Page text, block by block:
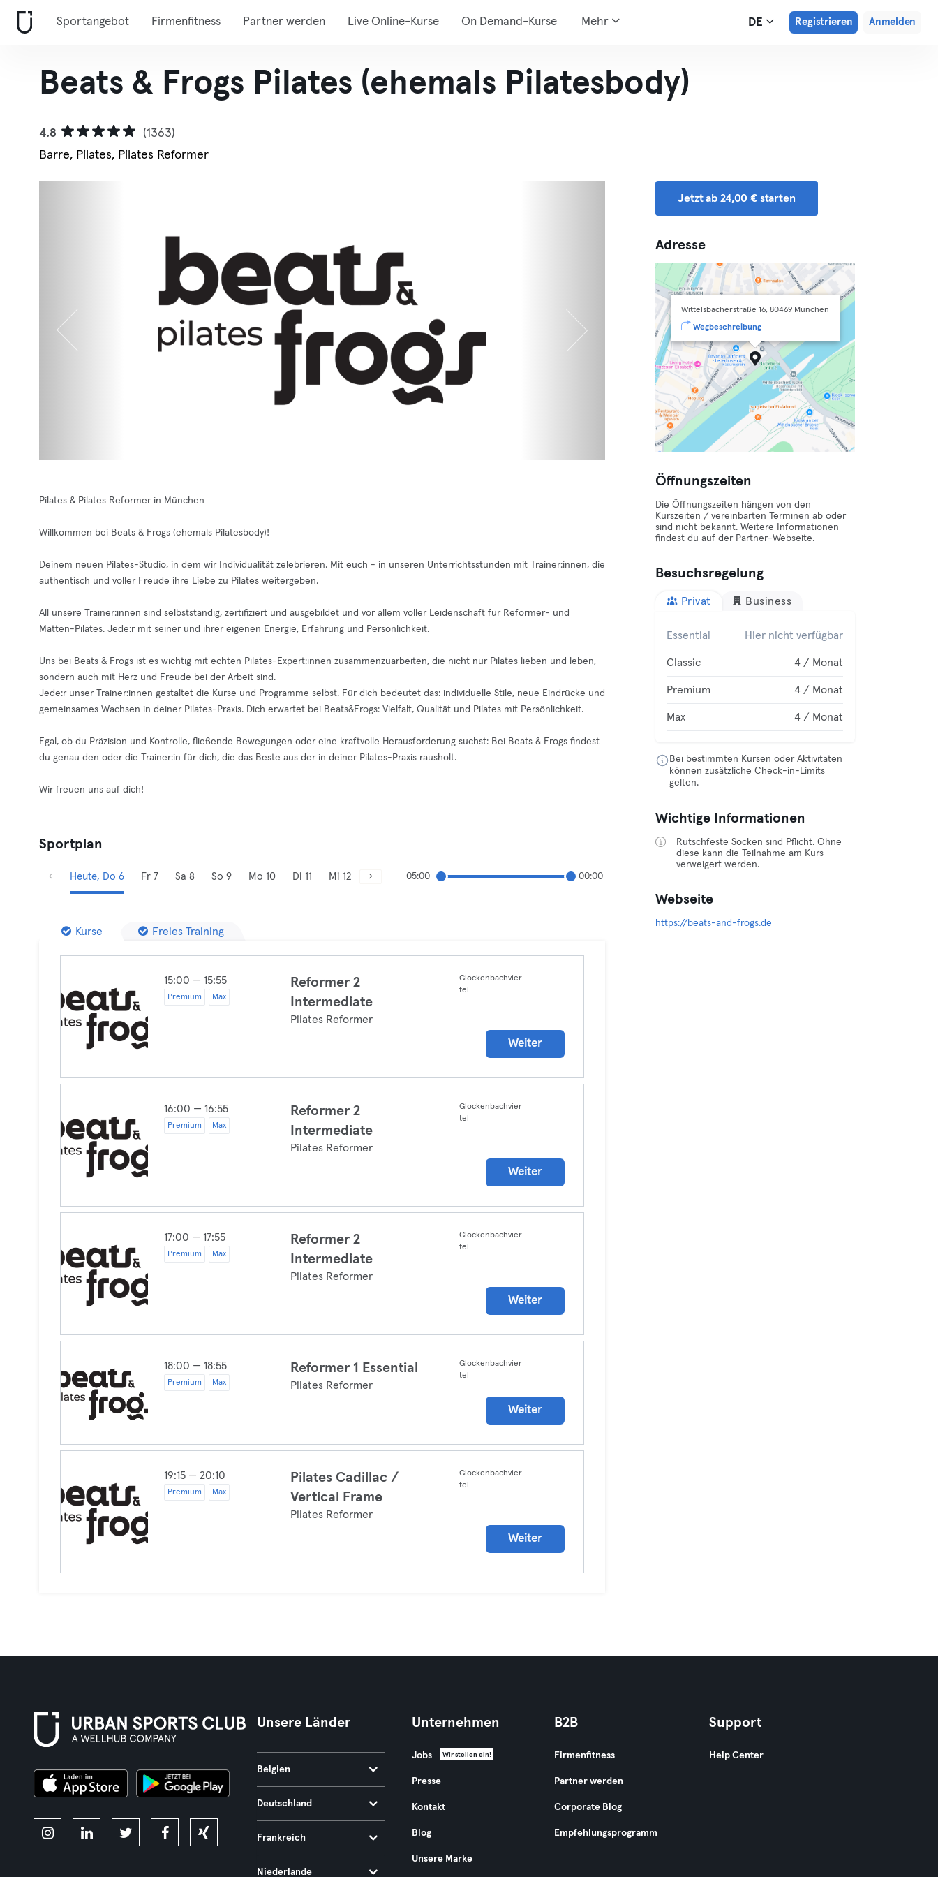
Sportangebot Firmenfitness Partner werden Live Online-Kurse On Demand-Kurse Mehr DE Registrieren Anmelden
Beats & Frogs Pilates (ehemals Pilatesbody)
4.8
(1363)
Barre, Pilates, Pilates Reformer
Pilates & Pilates Reformer in München
Willkommen bei Beats & Frogs (ehemals Pilatesbody)!
Deinem neuen Pilates-Studio, in dem wir Individualität zelebrieren. Mit euch - in unseren Unterrichtsstunden mit Trainer:innen, die
authentisch und voller Freude ihre Liebe zu Pilates weitergeben.
All unsere Trainer:innen sind selbstständig, zertifiziert und ausgebildet und vor allem voller Leidenschaft für Reformer- und
Matten-Pilates. Jede:r mit seiner und ihrer eigenen Energie, Erfahrung und Persönlichkeit.
Uns bei Beats & Frogs ist es wichtig mit echten Pilates-Expert:innen zusammenzuarbeiten, die nicht nur Pilates lieben und leben,
sondern auch mit Herz und Freude bei der Arbeit sind.
Jede:r unser Trainer:innen gestaltet die Kurse und Programme selbst. Für dich bedeutet das: individuelle Stile, neue Eindrücke und
gemeinsames Wachsen in deiner Pilates-Praxis. Dich erwartet bei Beats&Frogs: Vielfalt, Qualität und Pilates mit Persönlichkeit.
Egal, ob du Präzision und Kontrolle, fließende Bewegungen oder eine kraftvolle Herausforderung suchst: Bei Beats & Frogs findest
du genau den oder die Trainer:in für dich, die das Beste aus der in deiner Pilates-Praxis rausholt.
Wir freuen uns auf dich!
Sportplan
Heute, Do 6 Fr 7 Sa 8 So 9 Mo 10 Di 11 Mi 12 05:00 00:00
Kurse Freies Training
15:00 — 15:55
Premium Max
Reformer 2
Intermediate
Pilates Reformer
Glockenbachvier
tel
Weiter
16:00 — 16:55
Premium Max
Reformer 2
Intermediate
Pilates Reformer
Glockenbachvier
tel
Weiter
17:00 — 17:55
Premium Max
Reformer 2
Intermediate
Pilates Reformer
Glockenbachvier
tel
Weiter
18:00 — 18:55
Premium Max
Reformer 1 Essential
Pilates Reformer
Glockenbachvier
tel
Weiter
19:15 — 20:10
Premium Max
Pilates Cadillac /
Vertical Frame
Pilates Reformer
Glockenbachvier
tel
Weiter
Jetzt ab 24,00 € starten
Adresse
Wittelsbacherstraße 16, 80469 München
Wegbeschreibung
Öffnungszeiten
Die Öffnungszeiten hängen von den
Kurszeiten / vereinbarten Terminen ab oder
sind nicht bekannt. Weitere Informationen
findest du auf der Partner-Webseite.
Besuchsregelung
Privat Business
Essential Hier nicht verfügbar
Classic 4 / Monat
Premium 4 / Monat
Max 4 / Monat
Bei bestimmten Kursen oder Aktivitäten
können zusätzliche Check-in-Limits
gelten.
Wichtige Informationen
Rutschfeste Socken sind Pflicht. Ohne
diese kann die Teilnahme am Kurs
verweigert werden.
Webseite
https://beats-and-frogs.de
Unsere Länder
Belgien
Deutschland
Frankreich
Niederlande
Unternehmen
Jobs Wir stellen ein!
Presse
Kontakt
Blog
Unsere Marke
B2B
Firmenfitness
Partner werden
Corporate Blog
Empfehlungsprogramm
Support
Help Center